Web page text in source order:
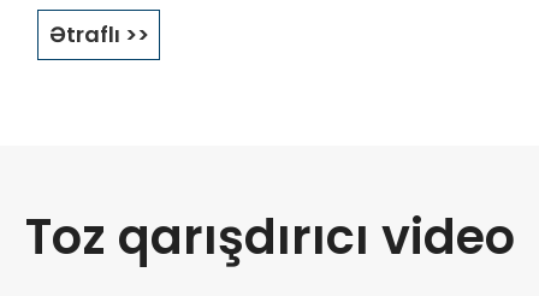
istifadə olunur. İki yarımsilindrdə quraşdırılmış Z formalı
qarışdırma alətlərinin unikal dizaynı ilə Hywell Machinery
Ətraflı >>
Toz qarışdırıcı video